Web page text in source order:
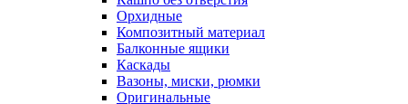
Орхидные
Композитный материал
Балконные ящики
Каскады
Вазоны, миски, рюмки
Оригинальные